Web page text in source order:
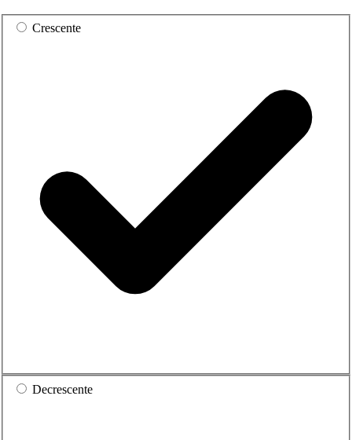
Crescente
Decrescente